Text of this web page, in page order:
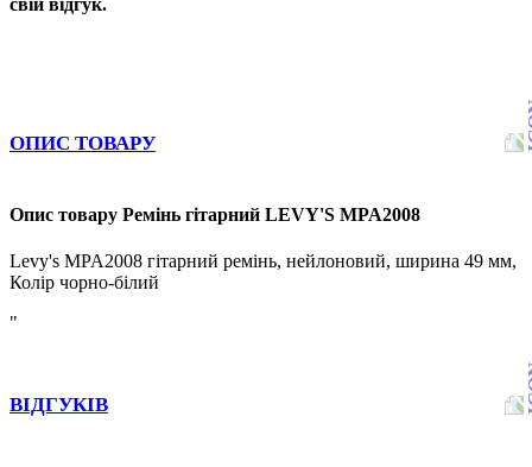
ОПИС ТОВАРУ
Опис товару Ремінь гітарний LEVY'S MPA2008
Levy's MPA2008 гітарний ремінь, нейлоновий, ширина 49 мм,
Колір чорно-білий
"
ВІДГУКІВ